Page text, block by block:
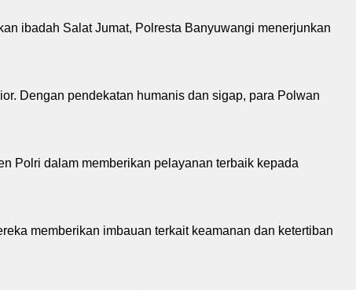
ibadah Salat Jumat, Polresta Banyuwangi menerjunkan
Dengan pendekatan humanis dan sigap, para Polwan
Polri dalam memberikan pelayanan terbaik kepada
memberikan imbauan terkait keamanan dan ketertiban